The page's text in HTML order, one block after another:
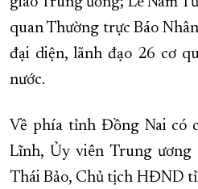
quan Thường trực Báo
đại diện, lãnh đạo 26 cơ
nước.
Về phía tỉnh Đồng Nai có
Lĩnh, Ủy viên Trung
Thái Bảo, Chủ tịch HĐND